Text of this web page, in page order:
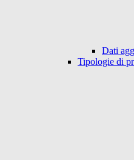
Dati
Tipologie di